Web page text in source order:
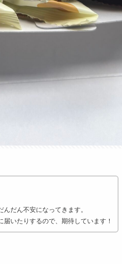
だん不安になってきます。
いたりするので、期待しています！